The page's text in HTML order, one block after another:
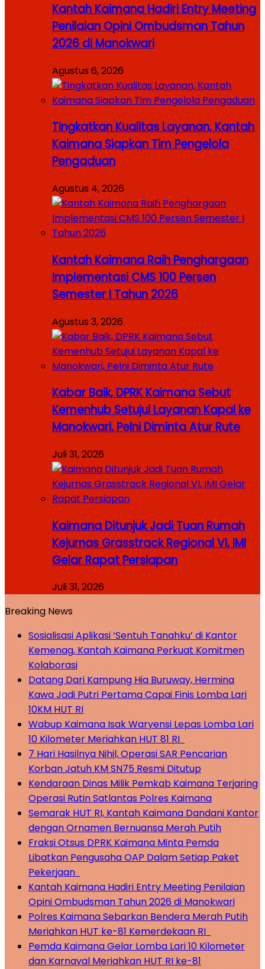
Kantah Kaimana Hadiri Entry Meeting
Penilaian Opini Ombudsman Tahun
2026 di Manokwari
Agustus 6, 2026
Tingkatkan Kualitas Layanan, Kantah
Kaimana Siapkan Tim Pengelola
Pengaduan
Agustus 4, 2026
Kantah Kaimana Raih Penghargaan
Implementasi CMS 100 Persen
Semester I Tahun 2026
Agustus 3, 2026
Kabar Baik, DPRK Kaimana Sebut
Kemenhub Setujui Layanan Kapal ke
Manokwari, Pelni Diminta Atur Rute
Juli 31, 2026
Kaimana Ditunjuk Jadi Tuan Rumah
Kejurnas Grasstrack Regional VI, IMI
Gelar Rapat Persiapan
Juli 31, 2026
Breaking News
Sosialisasi Aplikasi ‘Sentuh Tanahku’ di Kantor
Kemenag, Kantah Kaimana Perkuat Komitmen
Kolaborasi
Datang Dari Kampung Hia Buruway, Hermina
Kawa Jadi Putri Pertama Capai Finis Lomba Lari
10KM HUT RI
Wabup Kaimana Isak Waryensi Lepas Lomba Lari
10 Kilometer Meriahkan HUT 81 RI
7 Hari Hasilnya Nihil, Operasi SAR Pencarian
Korban Jatuh KM SN75 Resmi Ditutup
Kendaraan Dinas Milik Pemkab Kaimana Terjaring
Operasi Rutin Satlantas Polres Kaimana
Semarak HUT RI, Kantah Kaimana Dandani Kantor
dengan Ornamen Bernuansa Merah Putih
Fraksi Otsus DPRK Kaimana Minta Pemda
Libatkan Pengusaha OAP Dalam Setiap Paket
Pekerjaan
Kantah Kaimana Hadiri Entry Meeting Penilaian
Opini Ombudsman Tahun 2026 di Manokwari
Polres Kaimana Sebarkan Bendera Merah Putih
Meriahkan HUT ke-81 Kemerdekaan RI
Pemda Kaimana Gelar Lomba Lari 10 Kilometer
dan Karnaval Meriahkan HUT RI ke-81